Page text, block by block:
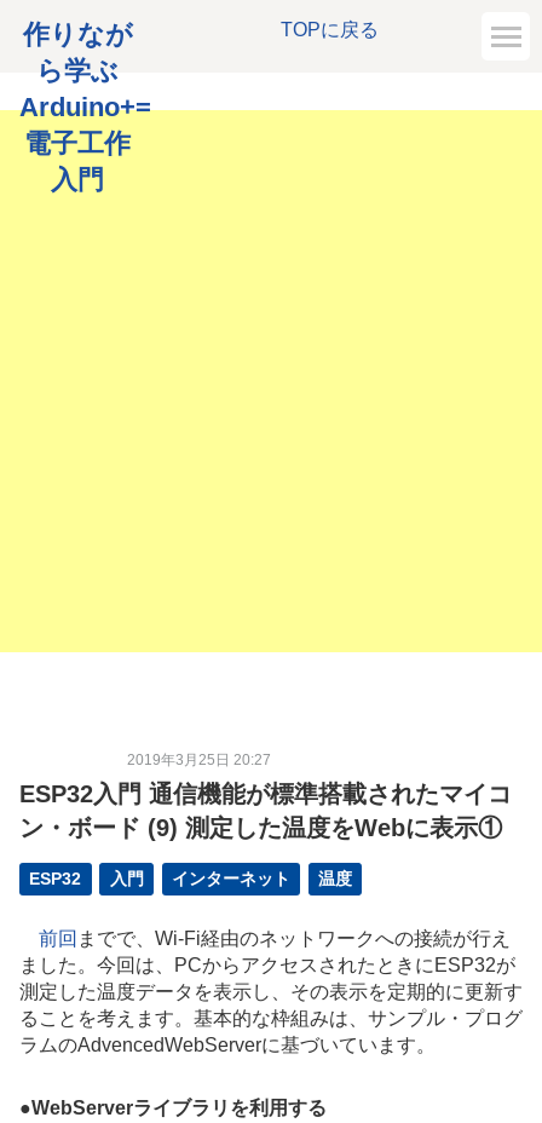
TOPに戻る
作りなが
ら学ぶ
Arduino+=
電子工作
入門
2019年3月25日 20:27
ESP32入門 通信機能が標準搭載されたマイコ
ン・ボード (9) 測定した温度をWebに表示①
ESP32 入門 インターネット 温度
前回 までで、Wi-Fi経由のネットワークへの接続が行え
ました。今回は、PCからアクセスされたときにESP32が
測定した温度データを表示し、その表示を定期的に更新す
ることを考えます。基本的な枠組みは、サンプル・プログ
ラムのAdvencedWebServerに基づいています。
●WebServerライブラリを利用する